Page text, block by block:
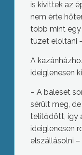
is kivittek az
nem érte
több mint egy
tüzet eloltani
A
ideiglenesen
– A baleset
sérült meg,
telítődött, így
ideiglenesen
elszállásolni